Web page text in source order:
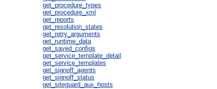
get_procedure_types
get_procedure_xml
get_reports
get_resolution_states
get_retry_arguments
get_runtime_data
get_saved_configs
get_service_template_detail
get_service_templates
get_signoff_agents
get_signoff_status
get_siteguard_aux_hosts